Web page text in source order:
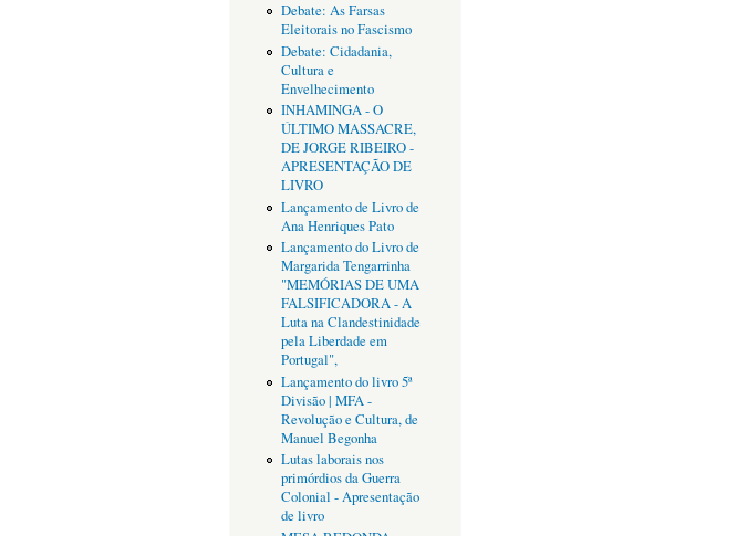
Debate: As Farsas
Eleitorais no Fascismo
Debate: Cidadania,
Cultura e
Envelhecimento
INHAMINGA - O
ÚLTIMO MASSACRE,
DE JORGE RIBEIRO -
APRESENTAÇÃO DE
LIVRO
Lançamento de Livro de
Ana Henriques Pato
Lançamento do Livro de
Margarida Tengarrinha
"MEMÓRIAS DE UMA
FALSIFICADORA - A
Luta na Clandestinidade
pela Liberdade em
Portugal",
Lançamento do livro 5ª
Divisão | MFA -
Revolução e Cultura, de
Manuel Begonha
Lutas laborais nos
primórdios da Guerra
Colonial - Apresentação
de livro